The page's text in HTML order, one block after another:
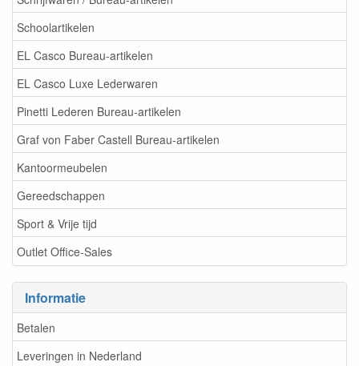
Schoolartikelen
EL Casco Bureau-artikelen
EL Casco Luxe Lederwaren
Pinetti Lederen Bureau-artikelen
Graf von Faber Castell Bureau-artikelen
Kantoormeubelen
Gereedschappen
Sport & Vrije tijd
Outlet Office-Sales
Informatie
Betalen
Leveringen in Nederland